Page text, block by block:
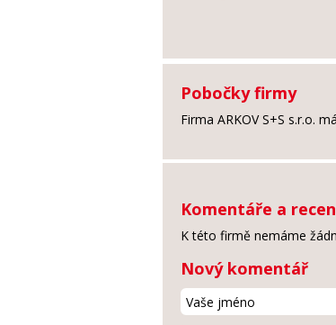
Pobočky firmy
Firma ARKOV S+S s.r.o.
Komentáře a
K této firmě nemáme
Nový komentář